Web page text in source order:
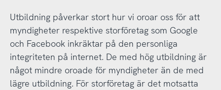
Utbildning påverkar stort hur vi oroar oss för att
myndigheter respektive storföretag som Google
och Facebook inkräktar på den personliga
integriteten på internet. De med hög utbildning är
något mindre oroade för myndigheter än de med
lägre utbildning. För storföretag är det motsatta